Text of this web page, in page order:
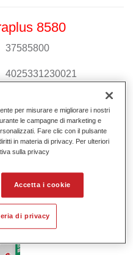
8580
37585800
4025331230021
per misurare e migliorare i nostri
le campagne di marketing e
Fare clic con il pulsante
in materia di privacy. Per ulteriori
sulla privacy
Accetta i cookie
di privacy